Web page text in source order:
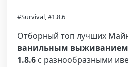
#Survival, #1.8.6
Отборный топ лучших
ванильным выживанием
1.8.6 с разнообразными